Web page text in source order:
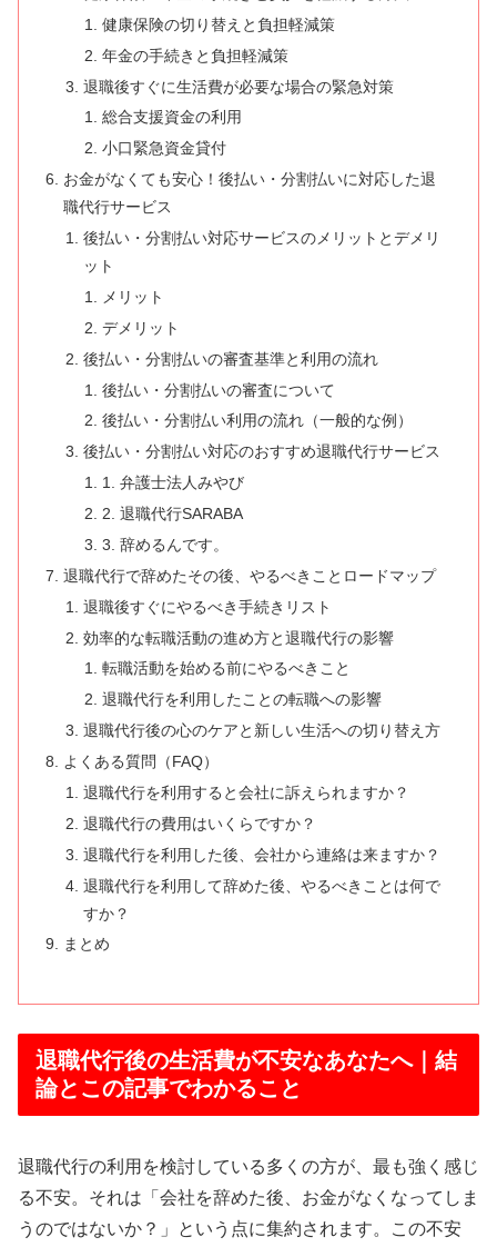
健康保険の切り替えと負担軽減策
年金の手続きと負担軽減策
退職後すぐに生活費が必要な場合の緊急対策
総合支援資金の利用
小口緊急資金貸付
お金がなくても安心！後払い・分割払いに対応した退
職代行サービス
後払い・分割払い対応サービスのメリットとデメリ
ット
メリット
デメリット
後払い・分割払いの審査基準と利用の流れ
後払い・分割払いの審査について
後払い・分割払い利用の流れ（一般的な例）
後払い・分割払い対応のおすすめ退職代行サービス
1. 弁護士法人みやび
2. 退職代行SARABA
3. 辞めるんです。
退職代行で辞めたその後、やるべきことロードマップ
退職後すぐにやるべき手続きリスト
効率的な転職活動の進め方と退職代行の影響
転職活動を始める前にやるべきこと
退職代行を利用したことの転職への影響
退職代行後の心のケアと新しい生活への切り替え方
よくある質問（FAQ）
退職代行を利用すると会社に訴えられますか？
退職代行の費用はいくらですか？
退職代行を利用した後、会社から連絡は来ますか？
退職代行を利用して辞めた後、やるべきことは何で
すか？
まとめ
退職代行後の生活費が不安なあなたへ｜結
論とこの記事でわかること
退職代行の利用を検討している多くの方が、最も強く感じ
る不安。それは「会社を辞めた後、お金がなくなってしま
うのではないか？」という点に集約されます。この不安